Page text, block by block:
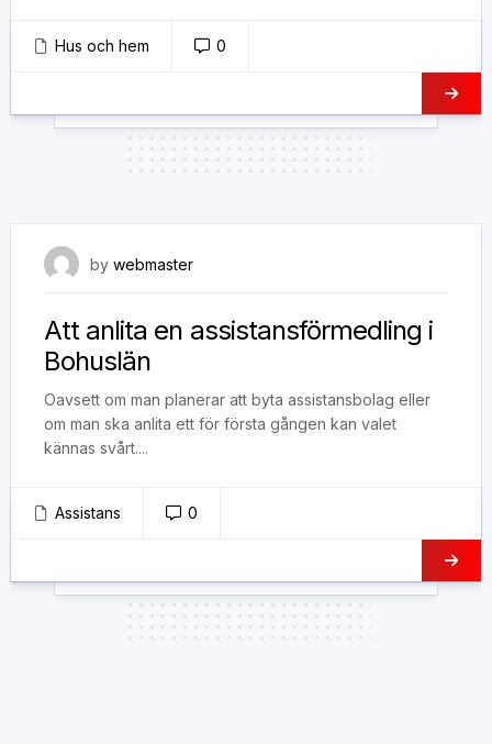
Hus och hem 0
by webmaster
Att anlita en assistansförmedling i
Bohuslän
Oavsett om man planerar att byta assistansbolag eller
om man ska anlita ett för första gången kan valet
kännas svårt....
Assistans 0